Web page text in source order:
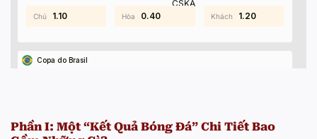
1.30 1.50 1.70
1.10 0.40 1.20
Copa do Brasil
Phần I: Một “Kết Quả Bóng Đá” Chi Tiết Bao